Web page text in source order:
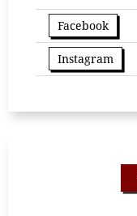
Facebook
Instagram